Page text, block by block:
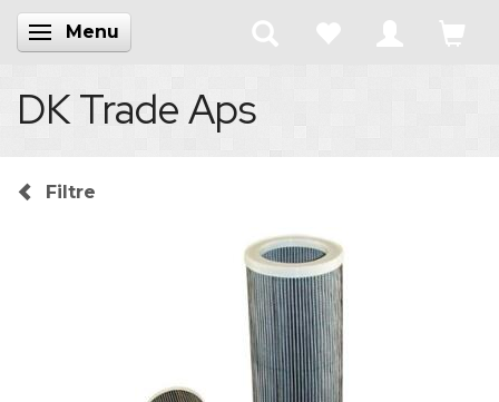
Skifte navigation
Menu
DK Trade Aps
Filtre